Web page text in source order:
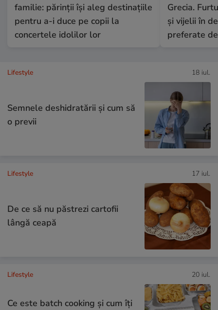
familie: părinții își aleg destinațiile
pentru a-i duce pe copii la
concertele idolilor lor
Grecia.
și vijelii în
preferate
Lifestyle 18 iul.
Semnele deshidratării și cum să
o previi
Lifestyle 17 iul.
De ce să nu păstrezi cartofii
lângă ceapă
Lifestyle 20 iul.
Ce este batch cooking și cum îți